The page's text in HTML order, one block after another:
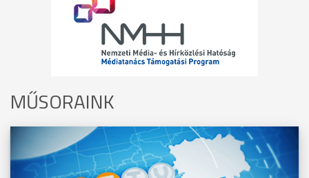
MŰSORAINK